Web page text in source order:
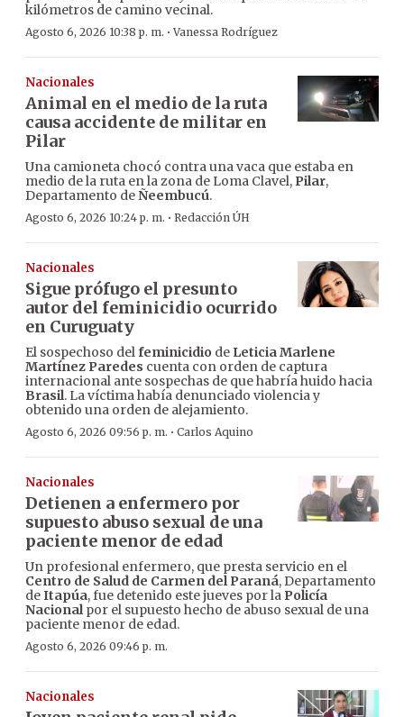
kilómetros de camino vecinal.
Agosto 6, 2026 10:38 p. m. ·Vanessa Rodríguez
Nacionales
Animal en el medio de la ruta
causa accidente de militar en
Pilar
Una camioneta chocó contra una vaca que estaba en
medio de la ruta en la zona de Loma Clavel, Pilar,
Departamento deÑeembucú.
Agosto 6, 2026 10:24 p. m. · Redacción ÚH
Nacionales
Sigue prófugo el presunto
autor del feminicidio ocurrido
en Curuguaty
El sospechoso delfeminicidio de Leticia Marlene
Martínez Paredes cuenta con orden de captura
internacional ante sospechas de que habría huido hacia
Brasil. La víctima había denunciado violencia y
obtenido una orden de alejamiento.
Agosto 6, 2026 09:56 p. m. · Carlos Aquino
Nacionales
Detienen a enfermero por
supuesto abuso sexual de una
paciente menor de edad
Un profesional enfermero, que presta servicio en el
Centro de Salud de Carmen del Paraná, Departamento
deItapúa, fue detenido este jueves por la Policía
Nacionalpor el supuesto hecho de abuso sexual de una
paciente menor de edad.
Agosto 6, 2026 09:46 p. m.
Nacionales